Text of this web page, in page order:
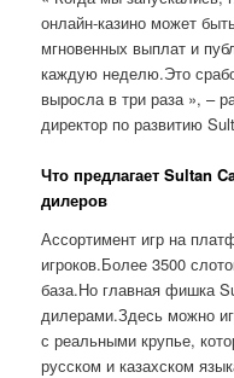
онлайн-казино может
мгновенных выплат и
каждую неделю.Это
выросла в три раза », –
директор по развитию
Что предлагает Sultan
дилеров
Ассортимент игр на
игроков.Более 3500
база.Но главная фишка
дилерами.Здесь можно
с реальными крупье,
русском и казахском